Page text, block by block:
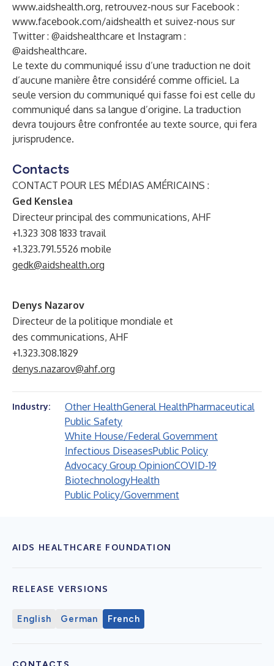
www.aidshealth.org, retrouvez-nous sur Facebook :
www.facebook.com/aidshealth et suivez-nous sur
Twitter : @aidshealthcare et Instagram :
@aidshealthcare.
Le texte du communiqué issu d’une traduction ne doit
d’aucune manière être considéré comme officiel. La
seule version du communiqué qui fasse foi est celle du
communiqué dans sa langue d’origine. La traduction
devra toujours être confrontée au texte source, qui fera
jurisprudence.
Contacts
CONTACT POUR LES MÉDIAS AMÉRICAINS :
Ged Kenslea
Directeur principal des communications, AHF
+1.323 308 1833 travail
+1.323.791.5526 mobile
gedk@aidshealth.org
Denys Nazarov
Directeur de la politique mondiale et
des communications, AHF
+1.323.308.1829
denys.nazarov@ahf.org
Industry: Other HealthGeneral HealthPharmaceutical
Public Safety
White House/Federal Government
Infectious DiseasesPublic Policy
Advocacy Group OpinionCOVID-19
BiotechnologyHealth
Public Policy/Government
AIDS HEALTHCARE FOUNDATION
RELEASE VERSIONS
English German French